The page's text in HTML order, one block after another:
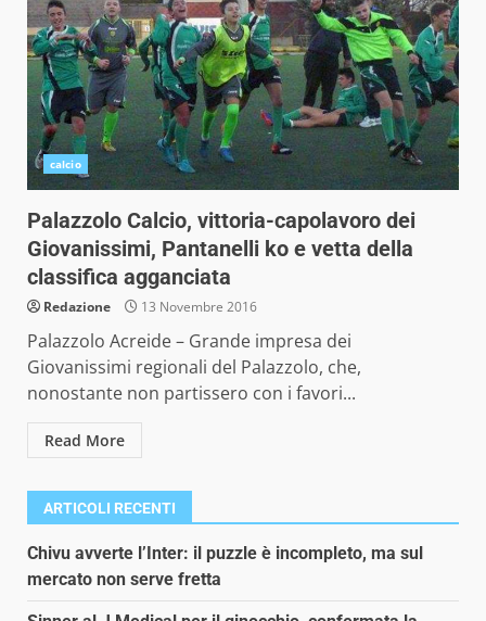
calcio
Palazzolo Calcio, vittoria-capolavoro dei
Giovanissimi, Pantanelli ko e vetta della
classifica agganciata
Redazione 13 Novembre 2016
Palazzolo Acreide – Grande impresa dei
Giovanissimi regionali del Palazzolo, che,
nonostante non partissero con i favori...
Read More
ARTICOLI RECENTI
Chivu avverte l’Inter: il puzzle è incompleto, ma sul
mercato non serve fretta